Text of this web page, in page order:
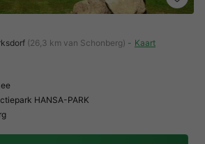
(26,3 km van Schonberg) Kaart
HANSA-PARK